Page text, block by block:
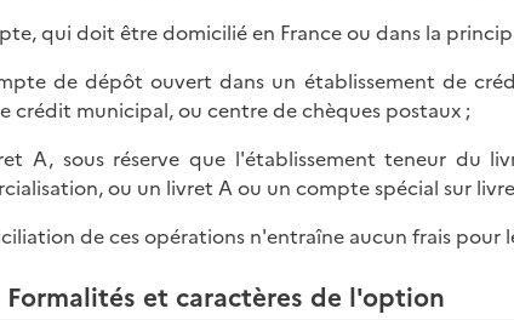
qui doit être domicilié en France ou dans la
de dépôt ouvert dans un établissement de
crédit municipal, ou centre de chèques postaux ;
A, sous réserve que l'établissement teneur du
ou un livret A ou un compte spécial sur
de ces opérations n'entraîne aucun frais pour
Formalités et caractères de l'option